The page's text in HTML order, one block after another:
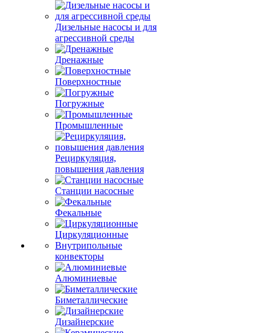
Дизельные насосы и для
агрессивной среды
Дренажные
Поверхностные
Погружные
Промышленные
Рециркуляция,
повышения давления
Станции насосные
Фекальные
Циркуляционные
Внутрипольные
конвекторы
Алюминиевые
Биметаллические
Дизайнерские